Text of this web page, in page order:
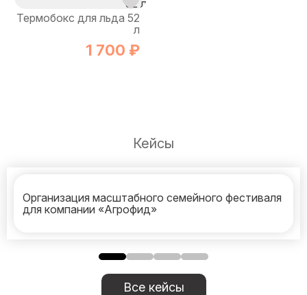
Термобокс для льда 52
л
1 700 ₽
Кейсы
Организация масштабного семейного фестиваля
для компании «Агрофид»
Все кейсы